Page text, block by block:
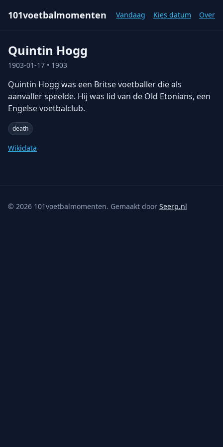
101voetbalmomenten Vandaag Kies datum Over
Quintin Hogg
1903-01-17 • 1903
Quintin Hogg was een Britse voetballer die als
aanvaller speelde. Hij was lid van de Old Etonians, een
Engelse voetbalclub.
death
Wikidata
© 2026 101voetbalmomenten. Gemaakt door Seerp.nl